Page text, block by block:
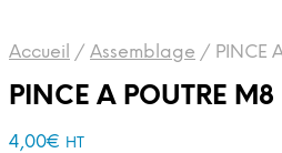
Accueil / Assemblage / PINCE
PINCE A POUTRE M8
4,00€ HT